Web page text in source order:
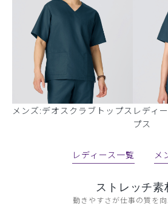
メンズ:デオスクラブトップス レディ
プス
レディース一覧 メ
ストレッチ素
動きやすさが仕事の質を